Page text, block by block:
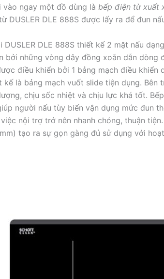
vào ngay một đồ dùng là bếp điện từ xuất
DUSLER DLE 888S được lấy ra để đun
DUSLER DLE 888S thiết kế 2 mặt nấu
bởi những vòng dây đồng xoắn dẫn dòng
điều khiển bởi 1 bảng mạch điều khiển
kế là bảng mạch vuốt slide tiện dụng. Bên
chịu sốc nhiệt và chịu lực khá tốt.
người nấu tùy biến vận dụng mức đun
nội trợ trở nên nhanh chóng, thuận
tạo ra sự gọn gàng đủ sử dụng với